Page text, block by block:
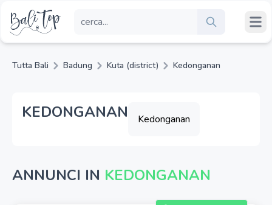
Tutta Bali Badung Kuta (district) Kedonganan
KEDONGANAN Kedonganan
ANNUNCI IN KEDONGANAN